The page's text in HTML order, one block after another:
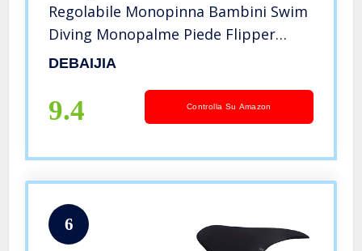
Regolabile Monopinna Bambini Swim
Diving Monopalme Piede Flipper
Sirena Monofina (A-(49*46 CM)-B157-
DEBAIJIA
9.4 Controlla Su Amazon
6